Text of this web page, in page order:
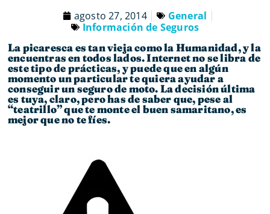
agosto 27, 2014
General
Información de Seguros
La picaresca es tan vieja como la Humanidad, y la
encuentras en todos lados. Internet no se libra de
este tipo de prácticas, y puede que en algún
momento un particular te quiera ayudar a
conseguir un seguro de moto. La decisión última
es tuya, claro, pero has de saber que, pese al
“teatrillo” que te monte el buen samaritano, es
mejor que no te fíes.